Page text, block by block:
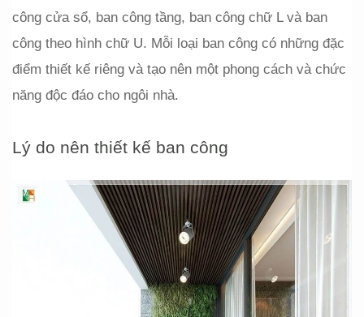
công cửa sổ, ban công tầng, ban công chữ L và ban
công theo hình chữ U. Mỗi loại ban công có những đặc
điểm thiết kế riêng và tạo nên một phong cách và chức
năng độc đáo cho ngôi nhà.
Lý do nên thiết kế ban công